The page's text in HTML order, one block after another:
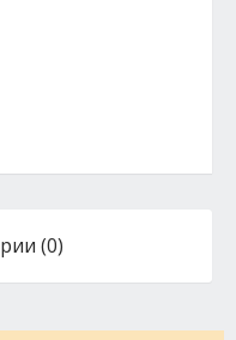
(0)